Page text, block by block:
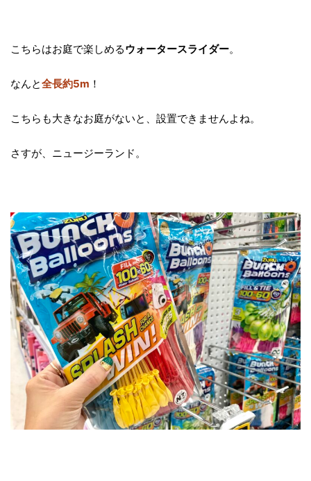
こちらはお庭で楽しめるウォータースライダー。
なんと全長約5m ！
こちらも大きなお庭がないと、設置できませんよね。
さすが、ニュージーランド。